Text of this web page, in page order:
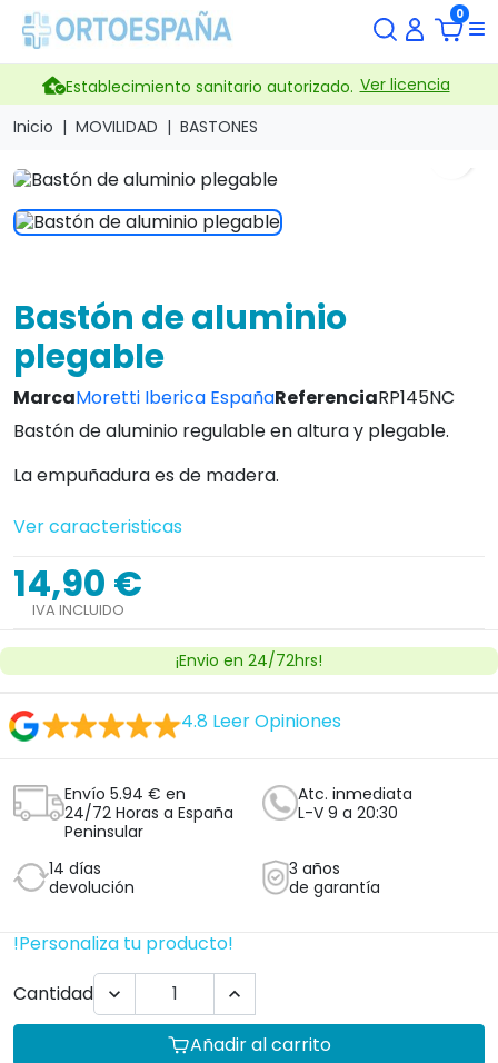
0
Establecimiento sanitario autorizado. Ver licencia
Inicio
MOVILIDAD BASTONES
Bastón de aluminio
plegable
MarcaMoretti Iberica EspañaReferenciaRP145NC
Bastón de aluminio regulable en altura y plegable.
La empuñadura es de madera.
Ver caracteristicas
14,90 €
IVA INCLUIDO
¡Envio en 24/72hrs!
4.8 Leer Opiniones
Envío 5.94 € en
24/72 Horas a España
Peninsular
Atc. inmediata
L-V 9 a 20:30
14 días
devolución
3 años
de garantía
!Personaliza tu producto!
Cantidad
 
Añadir al carrito